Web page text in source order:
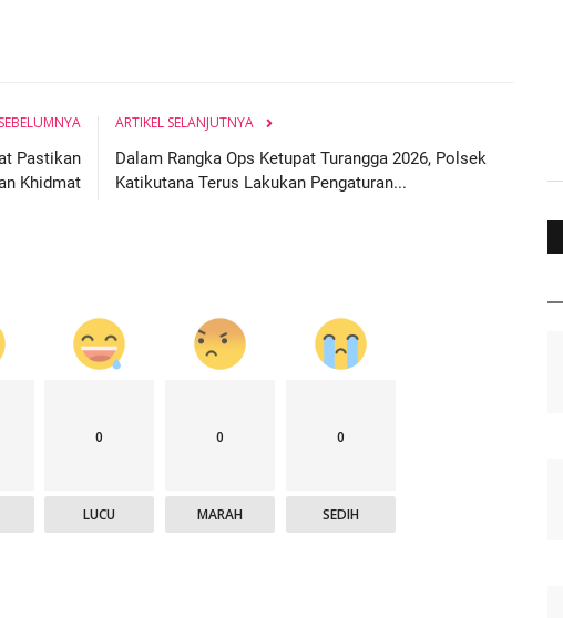
Pastikan
Khidmat
ARTIKEL SELANJUTNYA
Dalam Rangka Ops Ketupat Turangga 2026, Polsek
Katikutana Terus Lakukan Pengaturan...
0
LUCU
0
MARAH
0
SEDIH